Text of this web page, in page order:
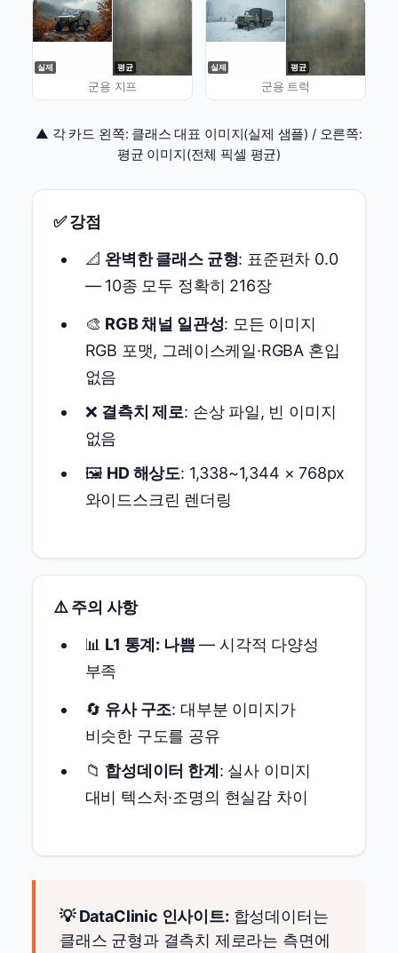
실제 평균
군용 지프
실제 평균
군용 트럭
▲ 각 카드 왼쪽: 클래스 대표 이미지(실제 샘플) / 오른쪽:
평균 이미지(전체 픽셀 평균)
✅ 강점
📐 완벽한 클래스 균형: 표준편차 0.0
— 10종 모두 정확히 216장
🎨 RGB 채널 일관성: 모든 이미지
RGB 포맷, 그레이스케일·RGBA 혼입
없음
❌ 결측치 제로: 손상 파일, 빈 이미지
없음
🖼️ HD 해상도: 1,338~1,344 × 768px
와이드스크린 렌더링
⚠️ 주의 사항
📊 L1 통계: 나쁨— 시각적 다양성
부족
🔄 유사 구조: 대부분 이미지가
비슷한 구도를 공유
📁 합성데이터 한계 : 실사 이미지
대비 텍스처·조명의 현실감 차이
💡 DataClinic 인사이트: 합성데이터는
클래스 균형과 결측치 제로라는 측면에